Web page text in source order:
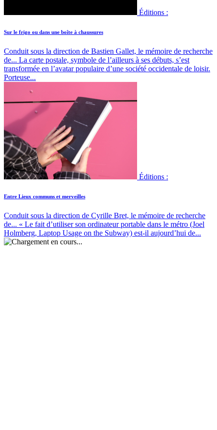
Éditions :
Sur le frigo ou dans une boîte à chaussures
Conduit sous la direction de Bastien Gallet, le mémoire de recherche
de... La carte postale, symbole de l’ailleurs à ses débuts, s’est
transformée en l’avatar populaire d’une société occidentale de loisir.
Porteuse...
Éditions :
Entre Lieux communs et merveilles
Conduit sous la direction de Cyrille Bret, le mémoire de recherche
de... « Le fait d’utiliser son ordinateur portable dans le métro (Joel
Holmberg, Laptop Usage on the Subway) est-il aujourd’hui de...